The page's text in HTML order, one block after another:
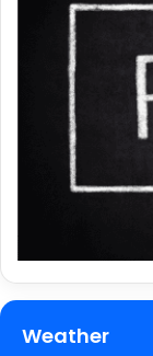
Weather